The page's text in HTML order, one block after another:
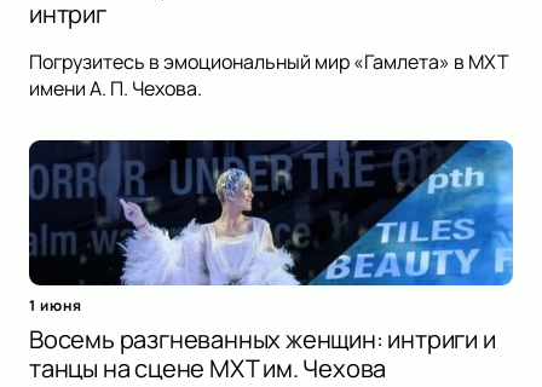
интриг
Погрузитесь в эмоциональный мир «Гамлета» в МХТ
имени А. П. Чехова.
1 июня
Восемь разгневанных женщин: интриги и
танцы на сцене МХТ им. Чехова